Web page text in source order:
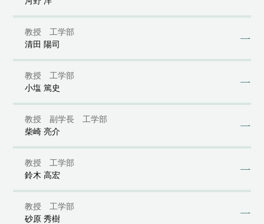
教授 工学部
清田 陽司
教授 工学部
小塩 篤史
教授 副学長 工学部
柴崎 亮介
教授 工学部
鈴木 高宏
教授 工学部
砂原 秀樹